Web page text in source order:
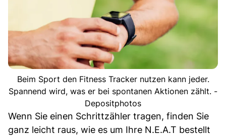
Beim Sport den Fitness Tracker nutzen kann jeder.
Spannend wird, was er bei spontanen Aktionen zählt. -
Depositphotos
Wenn Sie einen Schrittzähler tragen, finden Sie
ganz leicht raus, wie es um Ihre N.E.A.T bestellt